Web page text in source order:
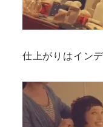
仕上がりはイン